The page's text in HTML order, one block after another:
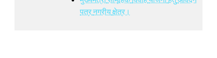
पत्रनगरीयक्षेत्र।